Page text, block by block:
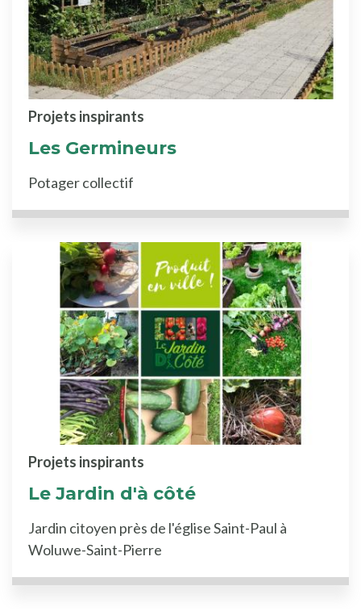
Les Germineurs
Projets inspirants
Potager collectif
Le Jardin d'à côté
Projets inspirants
Jardin citoyen près de l'église Saint-Paul à
Woluwe-Saint-Pierre